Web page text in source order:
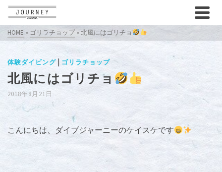
HOME » ゴリラチョップ » 北風にはゴリチョ
体験ダイビング | ゴリラチョップ
北風にはゴリチョ
2018年8月21日
こんにちは、ダイブジャーニーのケイスケです